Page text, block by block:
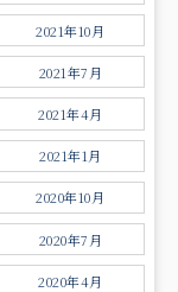
2021年10月
2021年7月
2021年4月
2021年1月
2020年10月
2020年7月
2020年4月